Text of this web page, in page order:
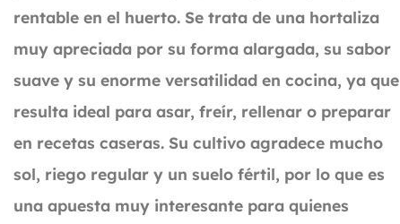
rentable en el huerto. Se trata de una hortaliza
muy apreciada por su forma alargada, su sabor
suave y su enorme versatilidad en cocina, ya que
resulta ideal para asar, freír, rellenar o preparar
en recetas caseras. Su cultivo agradece mucho
sol, riego regular y un suelo fértil, por lo que es
una apuesta muy interesante para quienes